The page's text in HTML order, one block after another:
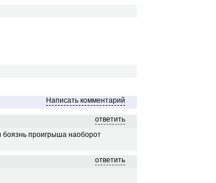
Написать комментарий
ответить
боязнь проигрыша наоборот
ответить